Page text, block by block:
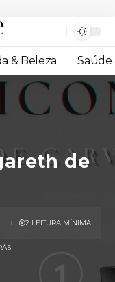
& Beleza Saúde
de
2 LEITURA MÍNIMA